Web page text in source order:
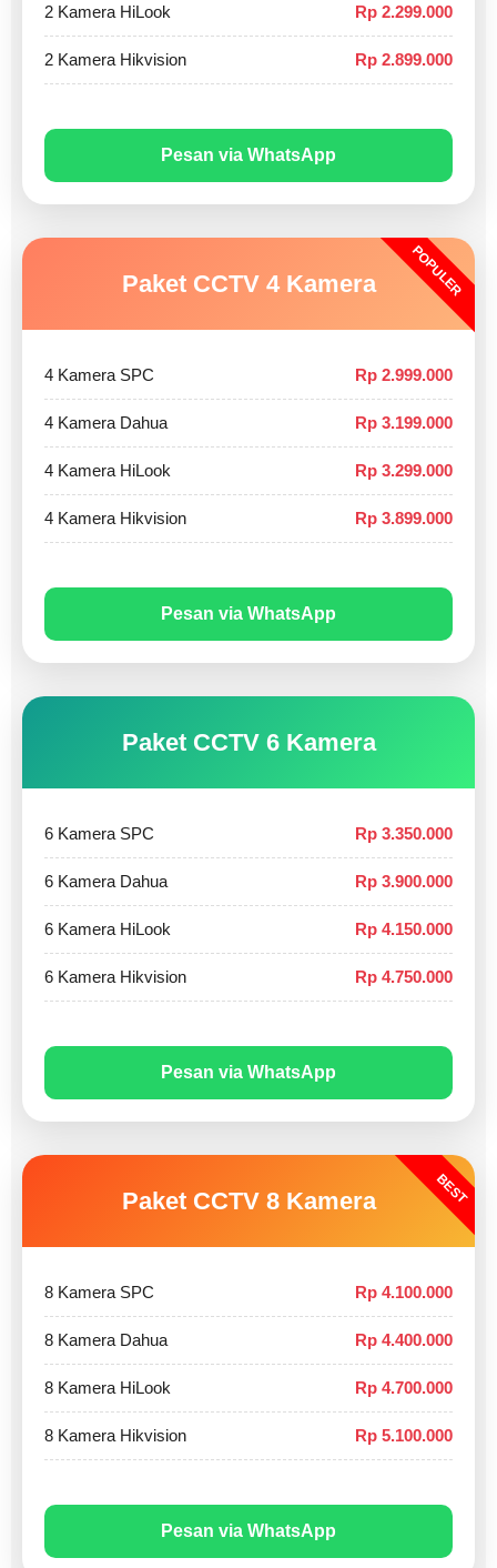
2 Kamera HiLook Rp 2.299.000
2 Kamera Hikvision Rp 2.899.000
Pesan via WhatsApp
POPULER
Paket CCTV 4 Kamera
4 Kamera SPC Rp 2.999.000
4 Kamera Dahua Rp 3.199.000
4 Kamera HiLook Rp 3.299.000
4 Kamera Hikvision Rp 3.899.000
Pesan via WhatsApp
Paket CCTV 6 Kamera
6 Kamera SPC Rp 3.350.000
6 Kamera Dahua Rp 3.900.000
6 Kamera HiLook Rp 4.150.000
6 Kamera Hikvision Rp 4.750.000
Pesan via WhatsApp
BEST
Paket CCTV 8 Kamera
8 Kamera SPC Rp 4.100.000
8 Kamera Dahua Rp 4.400.000
8 Kamera HiLook Rp 4.700.000
8 Kamera Hikvision Rp 5.100.000
Pesan via WhatsApp